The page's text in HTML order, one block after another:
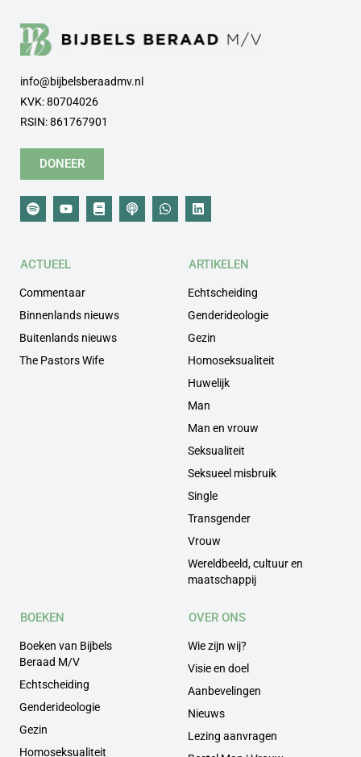
info@bijbelsberaadmv.nl
KVK: 80704026
RSIN: 861767901
DONEER
ACTUEEL
Commentaar
Binnenlands nieuws
Buitenlands nieuws
The Pastors Wife
ARTIKELEN
Echtscheiding
Genderideologie
Gezin
Homoseksualiteit
Huwelijk
Man
Man en vrouw
Seksualiteit
Seksueel misbruik
Single
Transgender
Vrouw
Wereldbeeld, cultuur en
maatschappij
BOEKEN
Boeken van Bijbels
Beraad M/V
Echtscheiding
Genderideologie
Gezin
Homoseksualiteit
OVER ONS
Wie zijn wij?
Visie en doel
Aanbevelingen
Nieuws
Lezing aanvragen